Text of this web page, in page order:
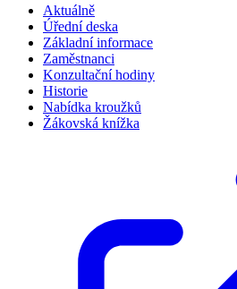
Aktuálně
Úřední deska
Základní informace
Zaměstnanci
Konzultační hodiny
Historie
Nabídka kroužků
Žákovská knížka